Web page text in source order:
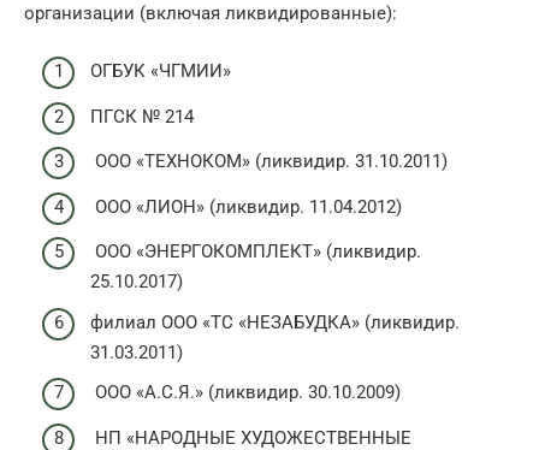
организации (включая ликвидированные):
ОГБУК «ЧГМИИ»
ПГСК № 214
ООО «ТЕХНОКОМ» (ликвидир. 31.10.2011)
ООО «ЛИОН» (ликвидир. 11.04.2012)
ООО «ЭНЕРГОКОМПЛЕКТ» (ликвидир.
25.10.2017)
филиал ООО «ТС «НЕЗАБУДКА» (ликвидир.
31.03.2011)
ООО «А.С.Я.» (ликвидир. 30.10.2009)
НП «НАРОДНЫЕ ХУДОЖЕСТВЕННЫЕ